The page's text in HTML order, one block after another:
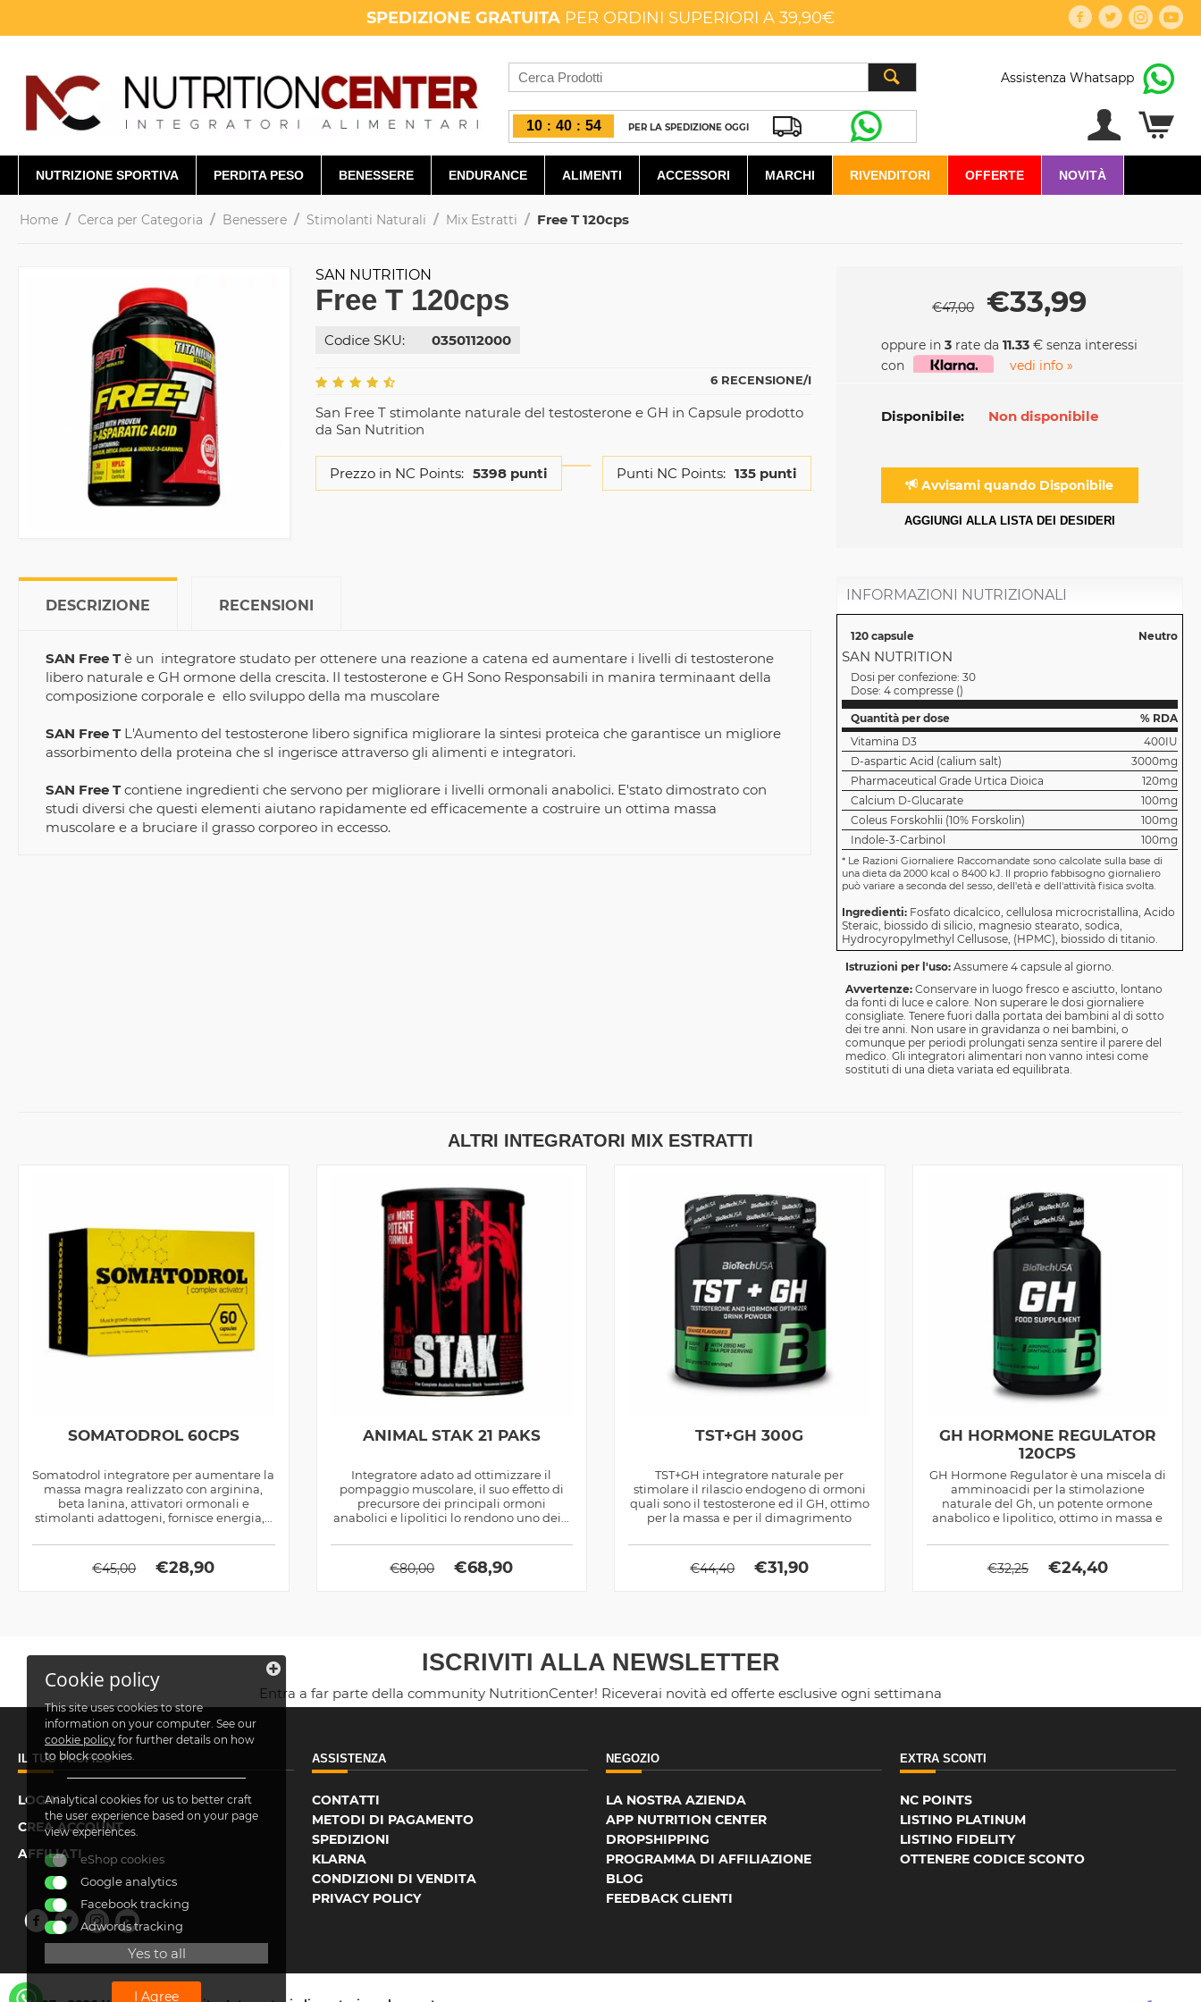
SPEDIZIONE GRATUITA PER ORDINI SUPERIORI A 39,90€
10 : 40 : 53 PER LA SPEDIZIONE OGGI
Assistenza Whatsapp
NUTRIZIONE SPORTIVA PERDITA PESO BENESSERE ENDURANCE ALIMENTI ACCESSORI MARCHI RIVENDITORI OFFERTE NOVITÀ
Home / Cerca per Categoria / Benessere / Stimolanti Naturali / Mix Estratti / Free T 120cps
SAN NUTRITION
Free T 120cps
Codice SKU: 0350112000
6 RECENSIONE/I
San Free T stimolante naturale del testosterone e GH in Capsule prodotto
da San Nutrition
Prezzo in NC Points: 5398 punti Punti NC Points: 135 punti
€47,00 €33,99
oppure in 3rate da 11.33€ senza interessi
con
vedi info »
Disponibile: Non disponibile
Avvisami quando Disponibile
AGGIUNGI ALLA LISTA DEI DESIDERI
DESCRIZIONE RECENSIONI
SAN Free Tè un integratore studato per ottenere una reazione a catena ed aumentare i livelli di testosterone
libero naturale e GH ormone della crescita. Il testosterone e GH Sono Responsabili in manira terminaant della
composizione corporale e ello sviluppo della ma muscolare
SAN Free T L'Aumento del testosterone libero significa migliorare la sintesi proteica che garantisce un migliore
assorbimento della proteina che sI ingerisce attraverso gli alimenti e integratori.
SAN Free Tcontiene ingredienti che servono per migliorare i livelli ormonali anabolici. E'stato dimostrato con
studi diversi che questi elementi aiutano rapidamente ed efficacemente a costruire un ottima massa
muscolare e a bruciare il grasso corporeo in eccesso.
INFORMAZIONI NUTRIZIONALI
120 capsule Neutro
SAN NUTRITION
Dosi per confezione: 30
Dose: 4 compresse()
Quantità per dose
% RDA
Vitamina D3
400IU
D-aspartic Acid (calium salt)
3000mg
Pharmaceutical Grade Urtica Dioica
120mg
Calcium D-Glucarate
100mg
Coleus Forskohlii (10% Forskolin)
100mg
Indole-3-Carbinol
100mg
*Le Razioni Giornaliere Raccomandate sono calcolate sulla base di
una dieta da 2000 kcal o 8400 kJ. Il proprio fabbisogno giornaliero
può variare a seconda del sesso, dell'età e dell'attività fisica svolta.
Ingredienti: Fosfato dicalcico, cellulosa microcristallina, Acido
Steraic, biossido di silicio, magnesio stearato, sodica,
Hydrocyropylmethyl Cellusose, (HPMC), biossido di titanio.
Istruzioni per l'uso: Assumere 4 capsule al giorno.
Avvertenze: Conservare in luogo fresco e asciutto, lontano
da fonti di luce e calore. Non superare le dosi giornaliere
consigliate. Tenere fuori dalla portata dei bambini al di sotto
dei tre anni. Non usare in gravidanza o nei bambini, o
comunque per periodi prolungati senza sentire il parere del
medico. Gli integratori alimentari non vanno intesi come
sostituti di una dieta variata ed equilibrata.
ALTRI INTEGRATORI MIX ESTRATTI
SOMATODROL 60CPS
Somatodrol integratore per aumentare la
massa magra realizzato con arginina,
beta lanina, attivatori ormonali e
stimolanti adattogeni, fornisce energia,...
€45,00 €28,90
ANIMAL STAK 21 PAKS
Integratore adato ad ottimizzare il
pompaggio muscolare, il suo effetto di
precursore dei principali ormoni
anabolici e lipolitici lo rendono uno dei...
€80,00 €68,90
TST+GH 300G
TST+GH integratore naturale per
stimolare il rilascio endogeno di ormoni
quali sono il testosterone ed il GH, ottimo
per la massa e per il dimagrimento
€44,40 €31,90
GH HORMONE REGULATOR
120CPS
GH Hormone Regulator è una miscela di
amminoacidi per la stimolazione
naturale del Gh, un potente ormone
anabolico e lipolitico, ottimo in massa e
€32,25 €24,40
ISCRIVITI ALLA NEWSLETTER
Entra a far parte della community NutritionCenter! Riceverai novità ed offerte esclusive ogni settimana
IL TUO PROFILO
LOGIN
CREA ACCOUNT
AFFILIATI
ASSISTENZA
CONTATTI
METODI DI PAGAMENTO
SPEDIZIONI
KLARNA
CONDIZIONI DI VENDITA
PRIVACY POLICY
NEGOZIO
LA NOSTRA AZIENDA
APP NUTRITION CENTER
DROPSHIPPING
PROGRAMMA DI AFFILIAZIONE
BLOG
FEEDBACK CLIENTI
EXTRA SCONTI
NC POINTS
LISTINO PLATINUM
LISTINO FIDELITY
OTTENERE CODICE SCONTO
Cookie policy
This site uses cookies to store
information on your computer. See our
cookie policy for further details on how
to block cookies.
Analytical cookies for us to better craft
the user experience based on your page
view experiences.
eShop cookies
Google analytics
Facebook tracking
Adwords tracking
Yes to all
I Agree